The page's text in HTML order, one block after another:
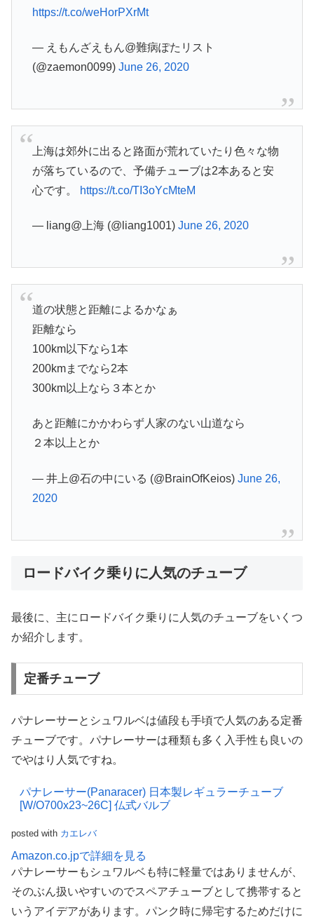
https://t.co/weHorPXrMt
— えもんざえもん@難病ぽたリスト
(@zaemon0099) June 26, 2020
上海は郊外に出ると路面が荒れていたり色々な物
が落ちているので、予備チューブは2本あると安
心です。
https://t.co/TI3oYcMteM
— liang@上海 (@liang1001) June 26, 2020
道の状態と距離によるかなぁ
距離なら
100km以下なら1本
200kmまでなら2本
300km以上なら３本とか
あと距離にかかわらず人家のない山道なら
２本以上とか
— 井上@石の中にいる (@BrainOfKeios) June 26,
2020
ロードバイク乗りに人気のチューブ
最後に、主にロードバイク乗りに人気のチューブをいくつ
か紹介します。
定番チューブ
パナレーサーとシュワルベは値段も手頃で人気のある定番
チューブです。パナレーサーは種類も多く入手性も良いの
でやはり人気ですね。
パナレーサー(Panaracer) 日本製レギュラーチューブ
[W/O700x23~26C] 仏式バルブ
posted with カエレバ
Amazon.co.jpで詳細を見る
パナレーサーもシュワルベも特に軽量ではありませんが、
そのぶん扱いやすいのでスペアチューブとして携帯すると
いうアイデアがあります。パンク時に帰宅するためだけに